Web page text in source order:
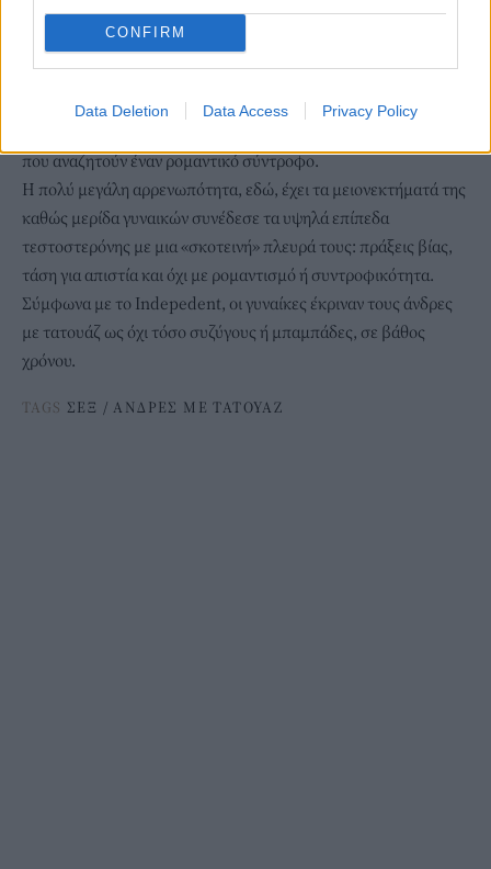
CONFIRM
Data Deletion Data Access Privacy Policy
«Τα τατουάζ στον άνδρα όχι μόνο επηρεάζουν την γνώμη μιας
γυναίκας αλλά μπορούν να αυξήσουν τον ανταγωνισμό μεταξύ
των ανδρών.
που αναζητούν έναν ρομαντικό σύντροφο.
Η πολύ μεγάλη αρρενωπότητα, εδώ, έχει τα μειονεκτήματά της
καθώς μερίδα γυναικών συνέδεσε τα υψηλά επίπεδα
τεστοστερόνης με μια «σκοτεινή» πλευρά τους: πράξεις βίας,
τάση για απιστία και όχι με ρομαντισμό ή συντροφικότητα.
Σύμφωνα με το Indepedent, oι γυναίκες έκριναν τους άνδρες
με τατουάζ ως όχι τόσο συζύγους ή μπαμπάδες, σε βάθος
χρόνου.
TAGS ΣΕΞ / ΑΝΔΡΕΣ ΜΕ ΤΑΤΟΥΑΖ